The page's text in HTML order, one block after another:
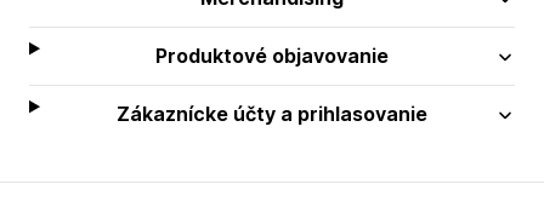
Produktové objavovanie
Zákaznícke účty a prihlasovanie